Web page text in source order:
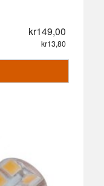
kr149,00
kr13,80